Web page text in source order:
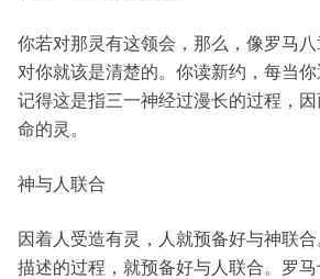
你若对那灵有这领会，那么，像罗马八
对你就该是清楚的。你读新约，每当
记得这是指三一神经过漫长的过程，
命的灵。
神与人联合
因着人受造有灵，人就预备好与神联
描述的过程，就预备好与人联合。罗马